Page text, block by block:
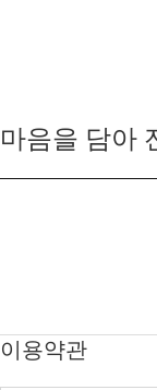
마음을 담아
이용약관